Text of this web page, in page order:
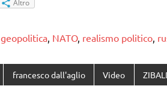
Altro
geopolitica, NATO, realismo politico,
francesco dall'aglio Video